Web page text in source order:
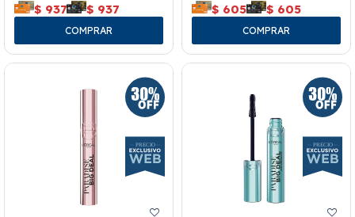
$ 937 $ 937 $ 605 $ 605